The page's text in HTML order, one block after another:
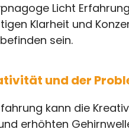
Licht
Klarheit und
sein.
und der
kann die
erhöhten